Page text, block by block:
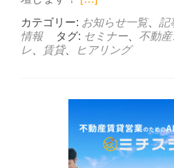
カテゴリー: お知らせ一覧、 記
情報
タグ: セミナー 不動産
レ
賃貸、 ヒアリング